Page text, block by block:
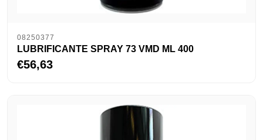
08250377
LUBRIFICANTE SPRAY 73 VMD ML 400
€56,63